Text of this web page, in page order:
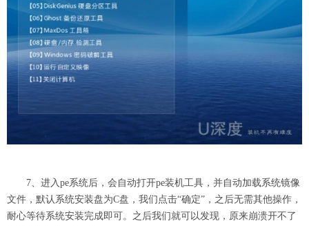
7、进入pe系统后，会自动打开pe装机工具，并自动加载系统镜像
文件，默认系统安装盘为C盘，我们点击“确定”，之后无需其他操作，
耐心等待系统安装完成即可。之后我们就可以发现，原来崩溃开不了